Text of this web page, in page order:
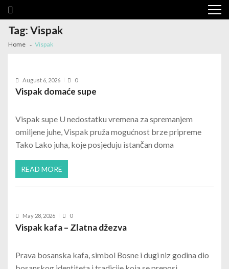
Tag: Vispak
Home Vispak
August 6, 2026 0
Vispak domaće supe
Vispak supe U nedostatku vremena za spremanjem
omiljene juhe, Vispak pruža mogućnost brze pripreme
Tako Lako juha, koje posjeduju istančan doma
READ MORE
May 28, 2026 0
Vispak kafa – Zlatna džezva
Prava bosanska kafa, simbol Bosne i dugi niz godina dio